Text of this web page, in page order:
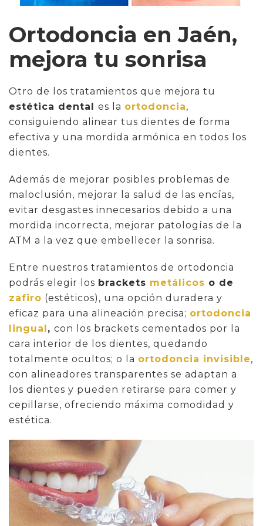
Ortodoncia en Jaén,
mejora tu sonrisa
Otro de los tratamientos que mejora tu
estética dental es la ortodoncia,
consiguiendo alinear tus dientes de forma
efectiva y una mordida armónica en todos los
dientes.
Además de mejorar posibles problemas de
maloclusión, mejorar la salud de las encías,
evitar desgastes innecesarios debido a una
mordida incorrecta, mejorar patologías de la
ATM a la vez que embellecer la sonrisa.
Entre nuestros tratamientos de ortodoncia
podrás elegir los brackets metálicos o de
zafiro (estéticos), una opción duradera y
eficaz para una alineación precisa; ortodoncia
lingual, con los brackets cementados por la
cara interior de los dientes, quedando
totalmente ocultos; o la ortodoncia invisible,
con alineadores transparentes se adaptan a
los dientes y pueden retirarse para comer y
cepillarse, ofreciendo máxima comodidad y
estética.